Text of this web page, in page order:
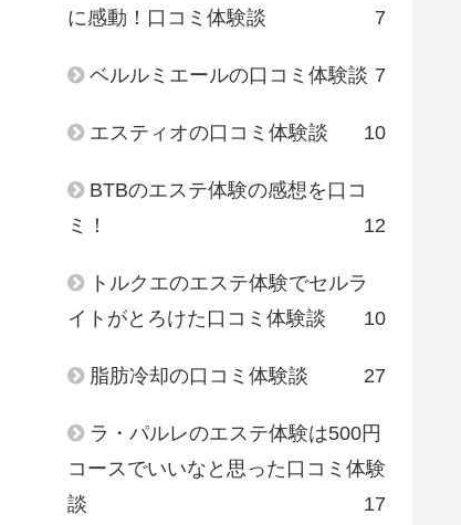
に感動！口コミ体験談
7
ベルルミエールの口コミ体験談 7
エスティオの口コミ体験談 10
BTBのエステ体験の感想を口コ
ミ！
12
トルクエのエステ体験でセルラ
イトがとろけた口コミ体験談
10
脂肪冷却の口コミ体験談 27
ラ・パルレのエステ体験は500円
コースでいいなと思った口コミ体験
談
17